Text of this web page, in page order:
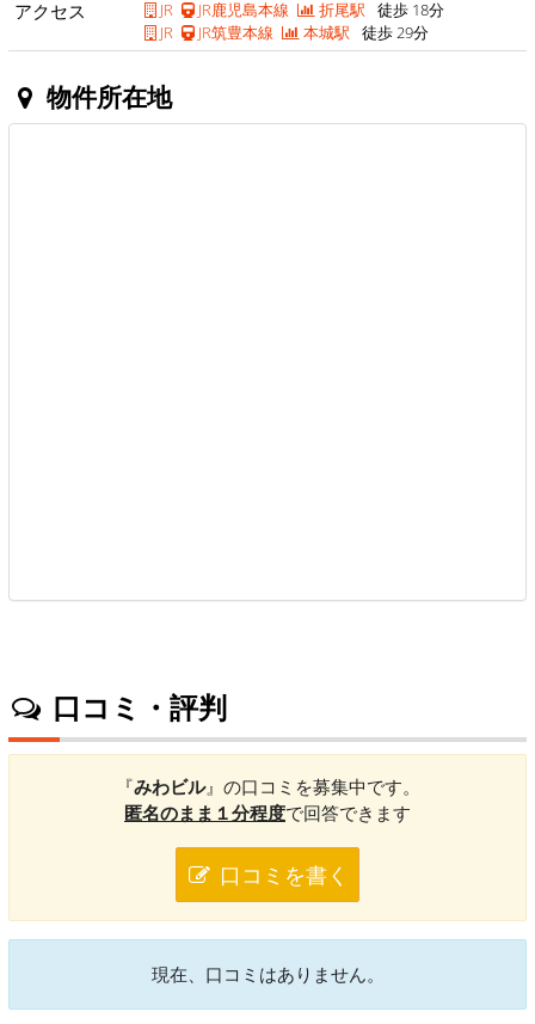
アクセス
JR JR鹿児島本線 折尾駅 徒歩 18分
JR
JR筑豊本線 本城駅 徒歩 29分
物件所在地
口コミ・評判
『みわビル』の口コミを募集中です。
匿名のまま１分程度で回答できます
口コミを書く
現在、口コミはありません。